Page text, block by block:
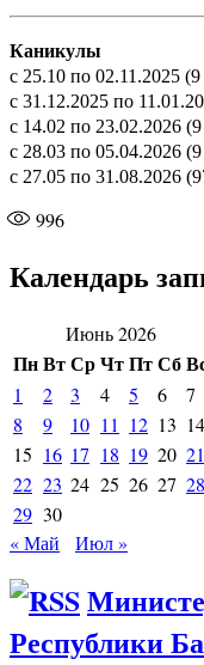
Каникулы
с 25.10 по 02.11.2025
с 31.12.2025 по
с 14.02 по 23.02.2026
с 28.03 по 05.04.2026
с 27.05 по 31.08.2026
996
Календарь
Июнь 2026
ПнВтСрЧтПтСб
1 2 3 4 5 6
7
8
9 10 11 12 13 14
15 16 17 18 19 20 21
22 23 24 25 26 27 28
29 30
« Май
Июл »
Республики